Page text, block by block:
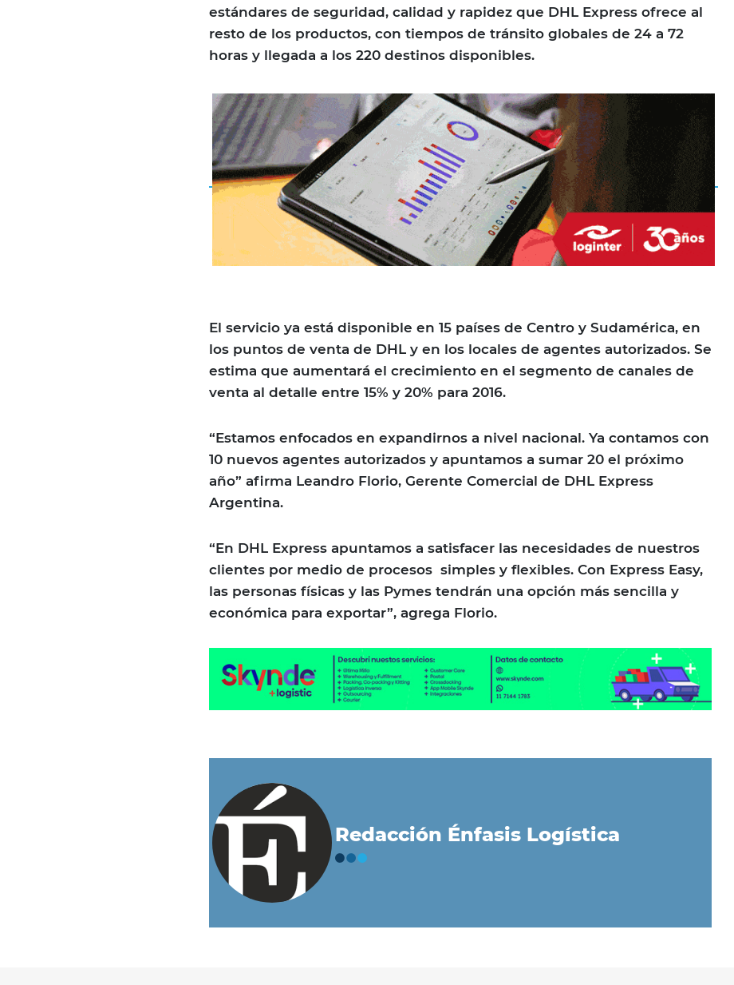
estándares de seguridad, calidad y rapidez que DHL Express ofrece al
resto de los productos, con tiempos de tránsito globales de 24 a 72
horas y llegada a los 220 destinos disponibles.
El servicio ya está disponible en 15 países de Centro y Sudamérica, en
los puntos de venta de DHL y en los locales de agentes autorizados. Se
estima que aumentará el crecimiento en el segmento de canales de
venta al detalle entre 15% y 20% para 2016.
“Estamos enfocados en expandirnos a nivel nacional. Ya contamos con
10 nuevos agentes autorizados y apuntamos a sumar 20 el próximo
año” afirma Leandro Florio, Gerente Comercial de DHL Express
Argentina.
“En DHL Express apuntamos a satisfacer las necesidades de nuestros
clientes por medio de procesos simples y flexibles. Con Express Easy,
las personas físicas y las Pymes tendrán una opción más sencilla y
económica para exportar”, agrega Florio.
Redacción Énfasis Logística